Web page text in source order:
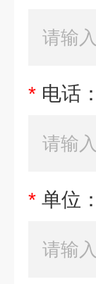
* 电话：
* 单位：